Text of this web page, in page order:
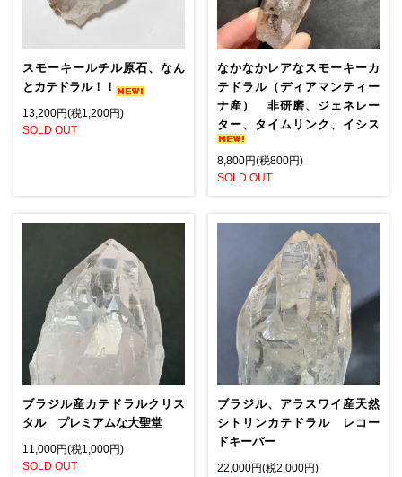
スモーキールチル原石、なん
とカテドラル！！
13,200円(税1,200円)
SOLD OUT
なかなかレアなスモーキーカ
テドラル（ディアマンティー
ナ産） 非研磨、ジェネレー
ター、タイムリンク、イシス
8,800円(税800円)
SOLD OUT
ブラジル産カテドラルクリス
タル プレミアムな大聖堂
11,000円(税1,000円)
SOLD OUT
ブラジル、アラスワイ産天然
シトリンカテドラル レコー
ドキーパー
22,000円(税2,000円)